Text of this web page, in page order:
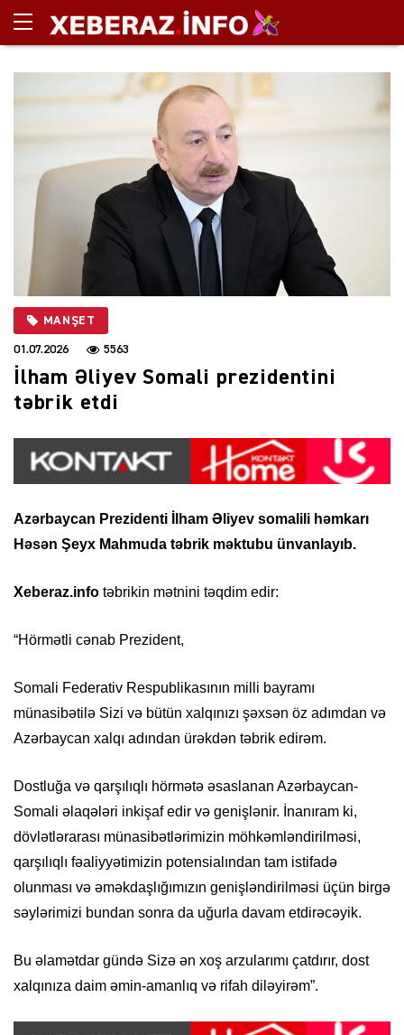
MANŞET
01.07.2026 5563
İlham Əliyev Somali prezidentini
təbrik etdi
Azərbaycan Prezidenti İlham Əliyev somalili həmkarı
Həsən Şeyx Mahmuda təbrik məktubu ünvanlayıb.
Xeberaz.info təbrikin mətnini təqdim edir:
“Hörmətli cənab Prezident,
Somali Federativ Respublikasının milli bayramı
münasibətilə Sizi və bütün xalqınızı şəxsən öz adımdan və
Azərbaycan xalqı adından ürəkdən təbrik edirəm.
Dostluğa və qarşılıqlı hörmətə əsaslanan Azərbaycan-
Somali əlaqələri inkişaf edir və genişlənir. İnanıram ki,
dövlətlərarası münasibətlərimizin möhkəmləndirilməsi,
qarşılıqlı fəaliyyətimizin potensialından tam istifadə
olunması və əməkdaşlığımızın genişləndirilməsi üçün birgə
səylərimizi bundan sonra da uğurla davam etdirəcəyik.
Bu əlamətdar gündə Sizə ən xoş arzularımı çatdırır, dost
xalqınıza daim əmin-amanlıq və rifah diləyirəm”.